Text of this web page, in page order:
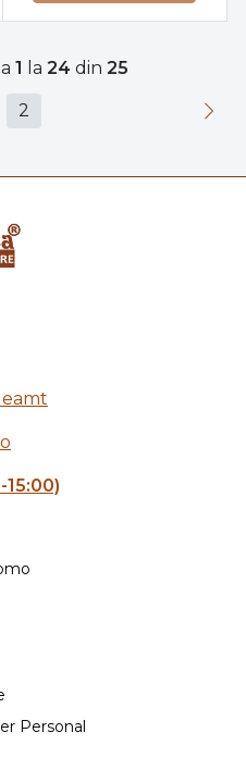
1 la 24 din 25
2
15:00)
Personal